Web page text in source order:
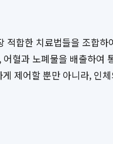
합한 치료법들을 조합
과 노폐물을 배출하
제어할 뿐만 아니라, 인